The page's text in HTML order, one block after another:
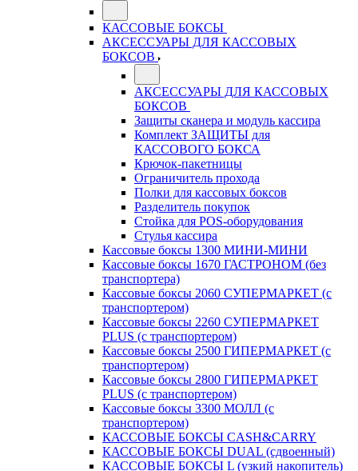
КАССОВЫЕ БОКСЫ
АКСЕССУАРЫ ДЛЯ КАССОВЫХ
БОКСОВ
АКСЕССУАРЫ ДЛЯ КАССОВЫХ
БОКСОВ
Защиты сканера и модуль кассира
Комплект ЗАЩИТЫ для
КАССОВОГО БОКСА
Крючок-пакетницы
Ограничитель прохода
Полки для кассовых боксов
Разделитель покупок
Стойка для POS-оборудования
Стулья кассира
Кассовые боксы 1300 МИНИ-МИНИ
Кассовые боксы 1670 ГАСТРОНОМ (без
транспортера)
Кассовые боксы 2060 СУПЕРМАРКЕТ (с
транспортером)
Кассовые боксы 2260 СУПЕРМАРКЕТ
PLUS (с транспортером)
Кассовые боксы 2500 ГИПЕРМАРКЕТ (с
транспортером)
Кассовые боксы 2800 ГИПЕРМАРКЕТ
PLUS (с транспортером)
Кассовые боксы 3300 МОЛЛ (с
транспортером)
КАССОВЫЕ БОКСЫ CASH&CARRY
КАССОВЫЕ БОКСЫ DUAL (сдвоенный)
КАССОВЫЕ БОКСЫ L (узкий накопитель)